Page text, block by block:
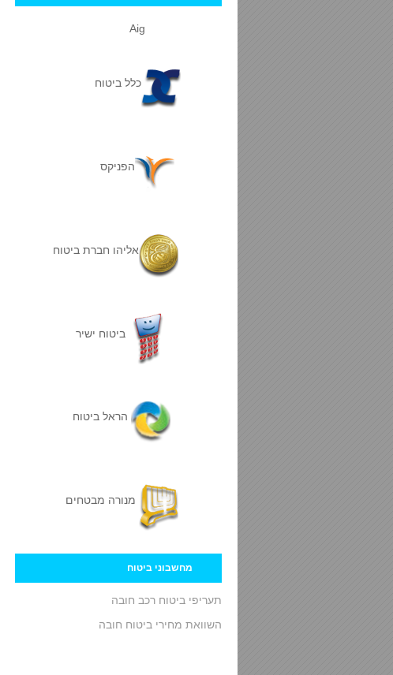
Aig
כלל ביטוח
הפניקס
אליהו חברת ביטוח
ביטוח ישיר
הראל ביטוח
מנורה מבטחים
מחשבוני ביטוח
תעריפי ביטוח רכב חובה
השוואת מחירי ביטוח חובה